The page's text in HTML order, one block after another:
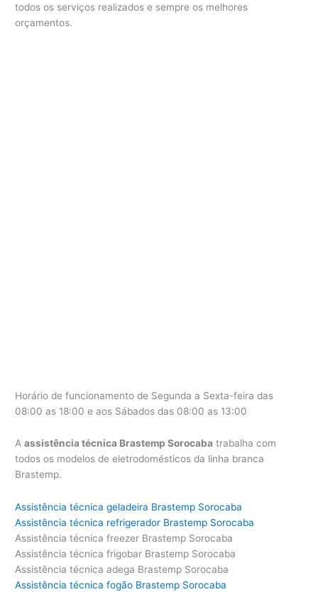
todos os serviços realizados e sempre os melhores
orçamentos.
Horário de funcionamento de Segunda a Sexta-feira das
08:00 as 18:00 e aos Sábados das 08:00 as 13:00
Aassistência técnica Brastemp Sorocaba trabalha com
todos os modelos de eletrodomésticos da linha branca
Brastemp.
Assistência técnica geladeira Brastemp Sorocaba
Assistência técnica refrigerador Brastemp Sorocaba
Assistência técnica freezer Brastemp Sorocaba
Assistência técnica frigobar Brastemp Sorocaba
Assistência técnica adega Brastemp Sorocaba
Assistência técnica fogão Brastemp Sorocaba